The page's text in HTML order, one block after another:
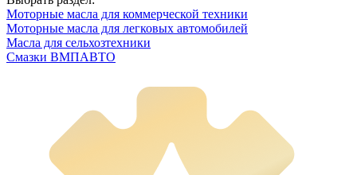
Моторные масла для коммерческой техники
Моторные масла для легковых автомобилей
Масла для сельхозтехники
Смазки ВМПАВТО